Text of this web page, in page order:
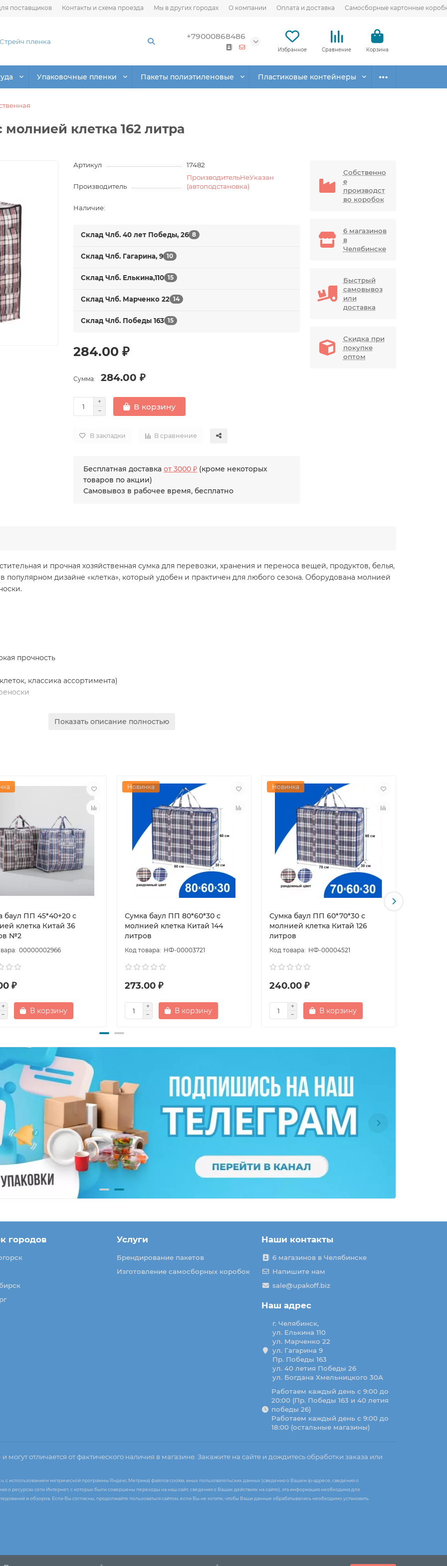
поставщиков Контакты и схема проезда Мы в других городах О компании Оплата и доставка Самосборные картонные
+79000868486
Избранное Сравнение Корзина
Упаковочные пленки Пакеты полиэтиленовые Пластиковые контейнеры
клетка 162 литра
Артикул 17482
Производитель
ПроизводительНеУказан
(автоподстановка)
Наличие:
Склад Члб. 40 лет Победы, 26 8
Склад Члб. Гагарина, 9 10
Склад Члб. Елькина,110 15
Склад Члб. Марченко 22 14
Склад Члб. Победы 163 15
284.00 ₽
Сумма: 284.00 ₽
В корзину
В закладки В сравнение
Бесплатная доставкаот 3000 ₽ (кроме некоторых
товаров по акции)
Самовывоз в рабочее время, бесплатно
Собственно
е
производст
во коробок
6 магазинов
в
Челябинске
Быстрый
самовывоз
или
доставка
Скидка при
покупке
оптом
и прочная хозяйственная сумка для перевозки, хранения и переноса вещей, продуктов, белья,
дизайне «клетка», который удобен и практичен для любого сезона. Оборудована молнией
прочность
классика ассортимента)
Показать описание полностью
баул ПП 45*40+20 с
клетка Китай 36
№2
00000002966
₽
В корзину
Новинка
Сумка баул ПП 80*60*30 с
молнией клетка Китай 144
литров
НФ-00003721
273.00 ₽
В корзину
Новинка
Сумка баул ПП 60*70*30 с
молнией клетка Китай 126
литров
НФ-00004521
240.00 ₽
В корзину
городов Услуги
Брендирование пакетов
Изготовление самосборных коробок
Наши контакты
6 магазинов в Челябинске
Напишите нам
sale@upakoff.biz
Наш адрес
г. Челябинск,
ул. Елькина 110
ул. Марченко 22
ул. Гагарина 9
Пр. Победы 163
ул. 40 летия Победы 26
ул. Богдана Хмельницкого 30А
Работаем каждый день с 9:00 до
20:00 (Пр. Победы 163 и 40 летия
победы 26)
Работаем каждый день с 9:00 до
18:00 (остальные магазины)
и могут отличается от фактического наличия в магазине. Закажите на сайте и дождитесь обработки заказа или
с использованием метрической программы Яндекс.Метрика) файлов cookie, иных пользовательских данных (сведения о Вашем ip-адресе, сведения о
о ресурсах сети Интернет, с которых были совершены переходы на наш сайт, сведения о Ваших действиях на сайте), эта информация необходима для
и обзоров. Если Вы согласны, продолжайте пользоваться сайтом, если Вы не хотите, чтобы Ваши данные обрабатывались необходимо установить